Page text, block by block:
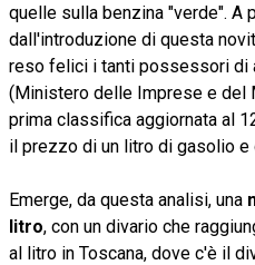
quelle sulla benzina "verde". A
dall'introduzione di questa
reso felici i tanti possessori di
(Ministero delle Imprese e del
prima classifica aggiornata al
il prezzo di un litro di gasolio e
Emerge, da questa analisi, una
litro, con un divario che
al litro in Toscana, dove c'è il